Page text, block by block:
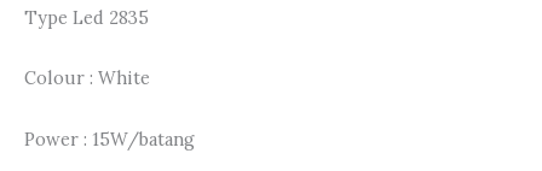
Type Led 2835
Colour : White
Power : 15W/batang